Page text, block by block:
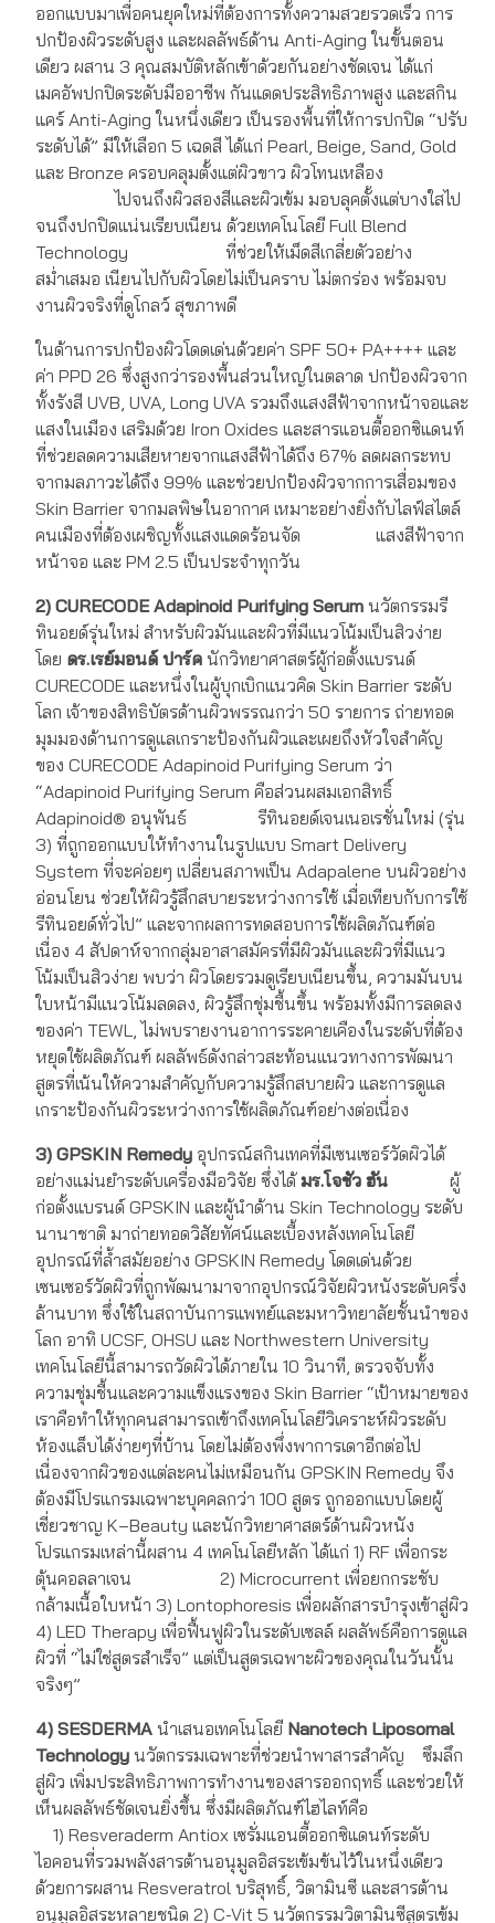
ออกแบบมาเพื่อคนยุคใหม่ที่ต้องการทั้งความสวยรวดเร็ว การ
ปกป้องผิวระดับสูง และผลลัพธ์ด้าน Anti-Aging ในขั้นตอน
เดียว ผสาน 3 คุณสมบัติหลักเข้าด้วยกันอย่างชัดเจน ได้แก่
เมคอัพปกปิดระดับมืออาชีพ กันแดดประสิทธิภาพสูง และสกิน
แคร์ Anti-Aging ในหนึ่งเดียว เป็นรองพื้นที่ให้การปกปิด “ปรับ
ระดับได้” มีให้เลือก 5 เฉดสี ได้แก่ Pearl, Beige, Sand, Gold
และ Bronze ครอบคลุมตั้งแต่ผิวขาว ผิวโทนเหลือง
ไปจนถึงผิวสองสีและผิวเข้ม มอบลุคตั้งแต่บางใสไป
จนถึงปกปิดแน่นเรียบเนียน ด้วยเทคโนโลยี Full Blend
Technology ที่ช่วยให้เม็ดสีเกลี่ยตัวอย่าง
สม่ำเสมอ เนียนไปกับผิวโดยไม่เป็นคราบ ไม่ตกร่อง พร้อมจบ
งานผิวจริงที่ดูโกลว์ สุขภาพดี
ในด้านการปกป้องผิวโดดเด่นด้วยค่า SPF 50+ PA++++ และ
ค่า PPD 26 ซึ่งสูงกว่ารองพื้นส่วนใหญ่ในตลาด ปกป้องผิวจาก
ทั้งรังสี UVB, UVA, Long UVA รวมถึงแสงสีฟ้าจากหน้าจอและ
แสงในเมือง เสริมด้วย Iron Oxides และสารแอนตี้ออกซิแดนท์
ที่ช่วยลดความเสียหายจากแสงสีฟ้าได้ถึง 67% ลดผลกระทบ
จากมลภาวะได้ถึง 99% และช่วยปกป้องผิวจากการเสื่อมของ
Skin Barrier จากมลพิษในอากาศ เหมาะอย่างยิ่งกับไลฟ์สไตล์
คนเมืองที่ต้องเผชิญทั้งแสงแดดร้อนจัด แสงสีฟ้าจาก
หน้าจอ และ PM 2.5 เป็นประจำทุกวัน
2) CURECODE Adapinoid Purifying Serum นวัตกรรมรี
ทินอยด์รุ่นใหม่ สำหรับผิวมันและผิวที่มีแนวโน้มเป็นสิวง่าย
โดย ดร.เรย์มอนด์ ปาร์ค นักวิทยาศาสตร์ผู้ก่อตั้งแบรนด์
CURECODE และหนึ่งในผู้บุกเบิกแนวคิด Skin Barrier ระดับ
โลก เจ้าของสิทธิบัตรด้านผิวพรรณกว่า 50 รายการ ถ่ายทอด
มุมมองด้านการดูแลเกราะป้องกันผิวและเผยถึงหัวใจสำคัญ
ของ CURECODE Adapinoid Purifying Serum ว่า
“Adapinoid Purifying Serum คือส่วนผสมเอกสิทธิ์
Adapinoid® อนุพันธ์ รีทินอยด์เจนเนอเรชั่นใหม่ (รุ่น
3) ที่ถูกออกแบบให้ทำงานในรูปแบบ Smart Delivery
System ที่จะค่อยๆ เปลี่ยนสภาพเป็น Adapalene บนผิวอย่าง
อ่อนโยน ช่วยให้ผิวรู้สึกสบายระหว่างการใช้ เมื่อเทียบกับการใช้
รีทินอยด์ทั่วไป” และจากผลการทดสอบการใช้ผลิตภัณฑ์ต่อ
เนื่อง 4 สัปดาห์จากกลุ่มอาสาสมัครที่มีผิวมันและผิวที่มีแนว
โน้มเป็นสิวง่าย พบว่า ผิวโดยรวมดูเรียบเนียนขึ้น, ความมันบน
ใบหน้ามีแนวโน้มลดลง, ผิวรู้สึกชุ่มชื้นขึ้น พร้อมทั้งมีการลดลง
ของค่า TEWL, ไม่พบรายงานอาการระคายเคืองในระดับที่ต้อง
หยุดใช้ผลิตภัณฑ์ ผลลัพธ์ดังกล่าวสะท้อนแนวทางการพัฒนา
สูตรที่เน้นให้ความสำคัญกับความรู้สึกสบายผิว และการดูแล
เกราะป้องกันผิวระหว่างการใช้ผลิตภัณฑ์อย่างต่อเนื่อง
3) GPSKIN Remedy อุปกรณ์สกินเทคที่มีเซนเซอร์วัดผิวได้
อย่างแม่นยำระดับเครื่องมือวิจัย ซึ่งได้มร.โจชัว ฮัน ผู้
ก่อตั้งแบรนด์ GPSKIN และผู้นำด้าน Skin Technology ระดับ
นานาชาติ มาถ่ายทอดวิสัยทัศน์และเบื้องหลังเทคโนโลยี
อุปกรณ์ที่ล้ำสมัยอย่าง GPSKIN Remedy โดดเด่นด้วย
เซนเซอร์วัดผิวที่ถูกพัฒนามาจากอุปกรณ์วิจัยผิวหนังระดับครึ่ง
ล้านบาท ซึ่งใช้ในสถาบันการแพทย์และมหาวิทยาลัยชั้นนำของ
โลก อาทิ UCSF, OHSU และ Northwestern University
เทคโนโลยีนี้สามารถวัดผิวได้ภายใน 10 วินาที, ตรวจจับทั้ง
ความชุ่มชื้นและความแข็งแรงของ Skin Barrier “เป้าหมายของ
เราคือทำให้ทุกคนสามารถเข้าถึงเทคโนโลยีวิเคราะห์ผิวระดับ
ห้องแล็บได้ง่ายๆที่บ้าน โดยไม่ต้องพึ่งพาการเดาอีกต่อไป
เนื่องจากผิวของแต่ละคนไม่เหมือนกัน GPSKIN Remedy จึง
ต้องมีโปรแกรมเฉพาะบุคคลกว่า 100 สูตร ถูกออกแบบโดยผู้
เชี่ยวชาญ K‑Beauty และนักวิทยาศาสตร์ด้านผิวหนัง
โปรแกรมเหล่านี้ผสาน 4 เทคโนโลยีหลัก ได้แก่ 1) RF เพื่อกระ
ตุ้นคอลลาเจน 2) Microcurrent เพื่อยกกระชับ
กล้ามเนื้อใบหน้า 3) Lontophoresis เพื่อผลักสารบำรุงเข้าสู่ผิว
4) LED Therapy เพื่อฟื้นฟูผิวในระดับเซลล์ ผลลัพธ์คือการดูแล
ผิวที่ “ไม่ใช่สูตรสำเร็จ” แต่เป็นสูตรเฉพาะผิวของคุณในวันนั้น
จริงๆ”
4) SESDERMA นำเสนอเทคโนโลยี Nanotech Liposomal
Technology นวัตกรรมเฉพาะที่ช่วยนำพาสารสำคัญ ซึมลึก
สู่ผิว เพิ่มประสิทธิภาพการทำงานของสารออกฤทธิ์ และช่วยให้
เห็นผลลัพธ์ชัดเจนยิ่งขึ้น ซึ่งมีผลิตภัณฑ์ไฮไลท์คือ
1) Resveraderm Antiox เซรั่มแอนตี้ออกซิแดนท์ระดับ
ไอคอนที่รวมพลังสารต้านอนุมูลอิสระเข้มข้นไว้ในหนึ่งเดียว
ด้วยการผสาน Resveratrol บริสุทธิ์, วิตามินซี และสารต้าน
อนุมูลอิสระหลายชนิด 2) C-Vit 5 นวัตกรรมวิตามินซีสูตรเข้ม